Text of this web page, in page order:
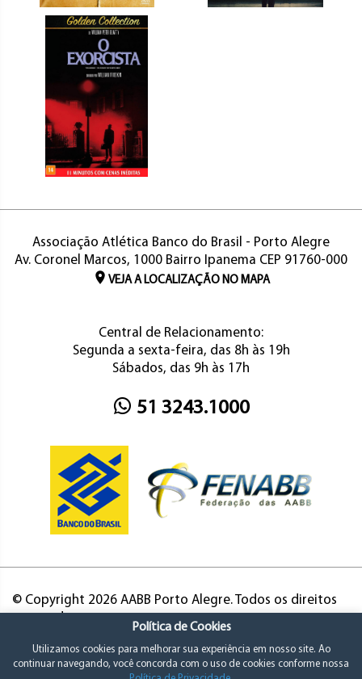
Associação Atlética Banco do Brasil - Porto Alegre
Av. Coronel Marcos, 1000 Bairro Ipanema CEP 91760-000
VEJA A LOCALIZAÇÃO NO MAPA
Central de Relacionamento:
Segunda a sexta-feira, das 8h às 19h
Sábados, das 9h às 17h
51 3243.1000
© Copyright 2026 AABB Porto Alegre. Todos os direitos
Política de Cookies
Utilizamos cookies para melhorar sua experiência em nosso site. Ao
continuar navegando, você concorda com o uso de cookies conforme nossa